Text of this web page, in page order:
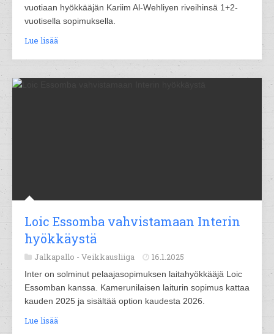
vuotiaan hyökkääjän Kariim Al-Wehliyen riveihinsä 1+2-
vuotisella sopimuksella.
Lue lisää
Loic Essomba vahvistamaan Interin
hyökkäystä
Jalkapallo - Veikkausliiga 16.1.2025
Inter on solminut pelaajasopimuksen laitahyökkääjä Loic
Essomban kanssa. Kamerunilaisen laiturin sopimus kattaa
kauden 2025 ja sisältää option kaudesta 2026.
Lue lisää